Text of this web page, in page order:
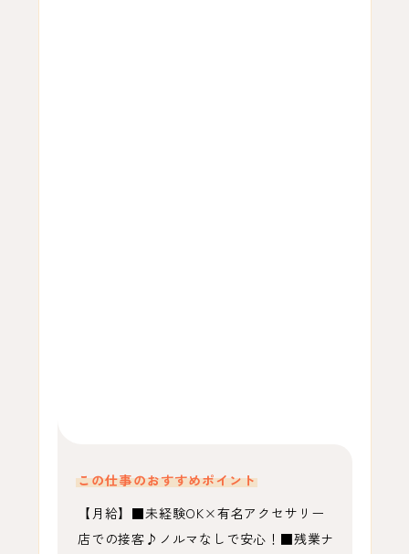
この仕事のおすすめポイント
【月給】■未経験OK×有名アクセサリー
店での接客♪ノルマなしで安心！■残業ナ